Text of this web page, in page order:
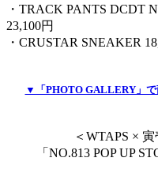
・TRACK PANTS DCDT
23,100円
・CRUSTAR SNEAKER
▼「PHOTO GALLERY」で
＜WTAPS × 寅
「NO.813 POP UP